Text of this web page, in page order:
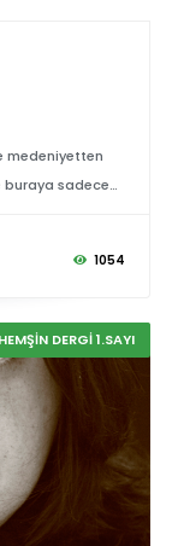
medeniyetten
buraya sadece
1054
DERGİ 1.SAYI